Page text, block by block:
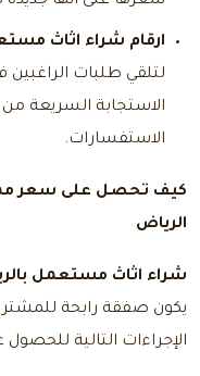
ارقام شراء اثاث
لتلقي طلبات الراغبين
الاستجابة السريعة
الاستفسارات.
كيف تحصل على سعر
الرياض
شراء اثاث مستعمل
يكون صفقة رابحة للمشتري
الإجراءات التالية